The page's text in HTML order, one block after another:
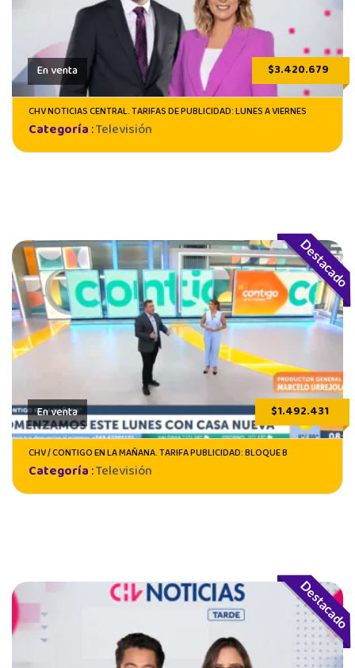
En venta $3.420.679
CHV NOTICIAS CENTRAL. TARIFAS DE PUBLICIDAD: LUNES A VIERNES
Categoría:Televisión
Destacado
En venta $1.492.431
CHV / CONTIGO EN LA MAÑANA. TARIFA PUBLICIDAD: BLOQUE B
Categoría:Televisión
Destacado